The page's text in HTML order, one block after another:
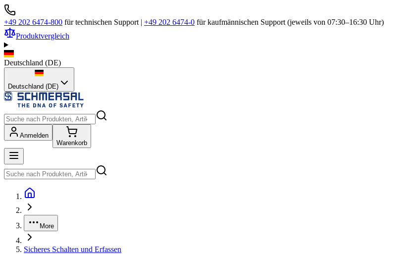
+49 202 6474-800 für technischen Support | +49 202 6474-0 für kaufmännischen Support (jeweils von 07:30–16:30 Uhr)
Produktvergleich
Deutschland (DE)
Deutschland (DE)
Anmelden
Warenkorb
More
Sicheres Schalten und Erfassen